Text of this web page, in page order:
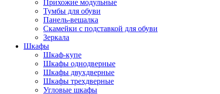
Прихожие модульные
Тумбы для обуви
Панель-вешалка
Скамейки с подставкой для обуви
Зеркала
Шкафы
Шкаф-купе
Шкафы однодверные
Шкафы двухдверные
Шкафы трехдверные
Угловые шкафы